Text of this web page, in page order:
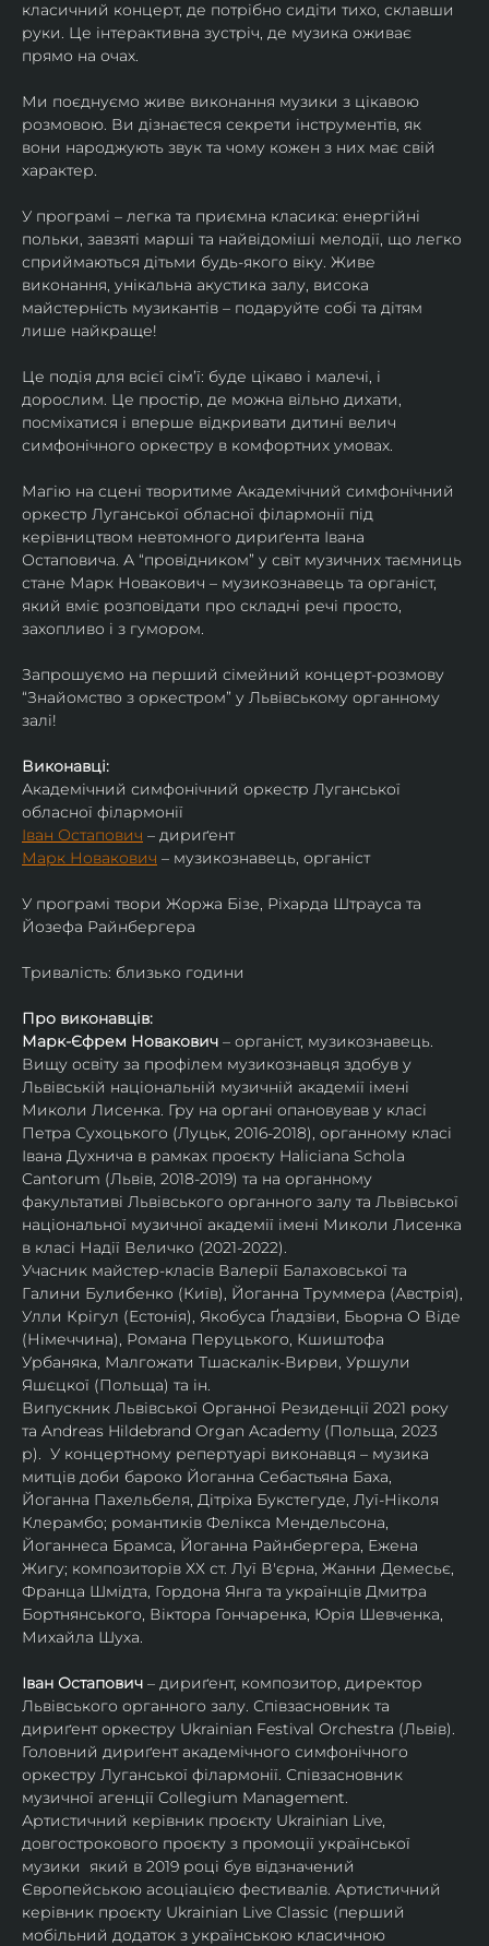
класичний концерт, де потрібно сидіти тихо, склавши
руки. Це інтерактивна зустріч, де музика оживає
прямо на очах.
Ми поєднуємо живе виконання музики з цікавою
розмовою. Ви дізнаєтеся секрети інструментів, як
вони народжують звук та чому кожен з них має свій
характер.
У програмі – легка та приємна класика: енергійні
польки, завзяті марші та найвідоміші мелодії, що легко
сприймаються дітьми будь-якого віку. Живе
виконання, унікальна акустика залу, висока
майстерність музикантів – подаруйте собі та дітям
лише найкраще!
Це подія для всієї сім’ї: буде цікаво і малечі, і
дорослим. Це простір, де можна вільно дихати,
посміхатися і вперше відкривати дитині велич
симфонічного оркестру в комфортних умовах.
Магію на сцені творитиме Академічний симфонічний
оркестр Луганської обласної філармонії під
керівництвом невтомного дириґента Івана
Остаповича. ​А “провідником” у світ музичних таємниць
стане Марк Новакович – музикознавець та органіст,
який вміє розповідати про складні речі просто,
захопливо і з гумором.
Запрошуємо на перший сімейний концерт-розмову
“Знайомство з оркестром” у Львівському органному
залі!
Виконавці:
Академічний симфонічний оркестр Луганської
обласної філармонії
Іван Остапович – дириґент
Марк Новакович – музикознавець, органіст
У програмі твори Жоржа Бізе, Ріхарда Штрауса та
Йозефа Райнбергера
Тривалість: близько години
Про виконавців:
Марк-Єфрем Новакович – органіст, музикознавець.
Вищу освіту за профілем музикознавця здобув у
Львівській національній музичній академії імені
Миколи Лисенка. Гру на органі опановував у класі
Петра Сухоцького (Луцьк, 2016-2018), органному класі
Івана Духнича в рамках проєкту Haliciana Schola
Cantorum (Львів, 2018-2019) та на органному
факультативі Львівського органного залу та Львівської
національної музичної академії імені Миколи Лисенка
в класі Надії Величко (2021-2022).
Учасник майстер-класів Валерії Балаховської та
Галини Булибенко (Київ), Йоганна Труммера (Австрія),
Улли Крігул (Естонія), Якобуса Ґладзіви, Бьорна О Віде
(Німеччина), Романа Перуцького, Кшиштофа
Урбаняка, Малгожати Тшаскалік-Вирви, Уршули
Яшєцкої (Польща) та ін.
Випускник Львівської Органної Резиденції 2021 року
та Andreas Hildebrand Organ Academy (Польща, 2023
р).  У концертному репертуарі виконавця – музика
митців доби бароко Йоганна Себастьяна Баха,
Йоганна Пахельбеля, Дітріха Букстегуде, Луї-Ніколя
Клерамбо; романтиків Фелікса Мендельсона,
Йоганнеса Брамса, Йоганна Райнбергера, Ежена
Жигу; композиторів ХХ ст. Луї В'єрна, Жанни Демесьє,
Франца Шмідта, Гордона Янга та українців Дмитра
Бортнянського, Віктора Гончаренка, Юрія Шевченка,
Михайла Шуха.
Іван Остапович – дириґент, композитор, директор
Львівського органного залу. Співзасновник та
дириґент оркестру Ukrainian Festival Orchestra (Львів).
Головний дириґент академічного симфонічного
оркестру Луганської філармонії. Співзасновник
музичної агенції Collegium Management.
Артистичний керівник проєкту Ukrainian Live,
довгострокового проєкту з промоції української
музики  який в 2019 році був відзначений
Європейською асоціацією фестивалів. Артистичний
керівник проєкту Ukrainian Live Classic (перший
мобільний додаток з українською класичною